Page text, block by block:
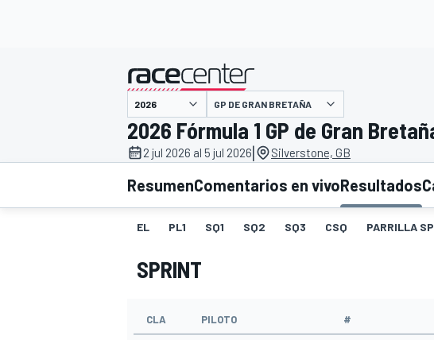
INDYCAR
presentado por
GP DE GRAN BRETAÑA
2026 Fórmula 1 GP de Gran
2 jul 2026 al 5 jul 2026| Silverstone, GB
ResumenComentarios en vivoResultados
EL PL1 SQ1 SQ2 SQ3 CSQ PARRILLA
SPRINT
CLA PILOTO #